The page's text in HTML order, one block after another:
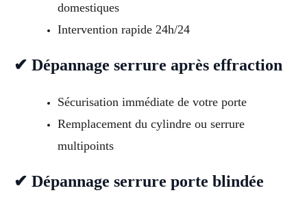
domestiques
Intervention rapide 24h/24
✔ Dépannage serrure après effraction
Sécurisation immédiate de votre porte
Remplacement du cylindre ou serrure
multipoints
✔ Dépannage serrure porte blindée